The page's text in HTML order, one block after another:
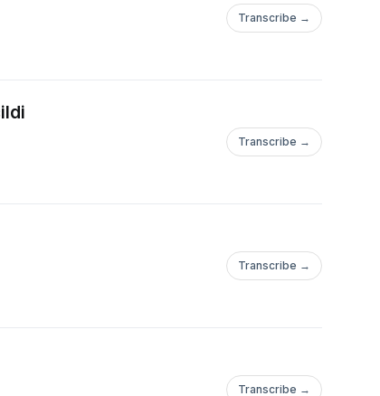
Transcribe →
Transcribe →
Transcribe →
Transcribe →